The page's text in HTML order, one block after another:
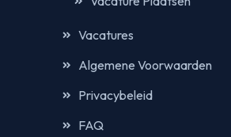
Vacatures
Algemene Voorwaarden
Privacybeleid
FAQ